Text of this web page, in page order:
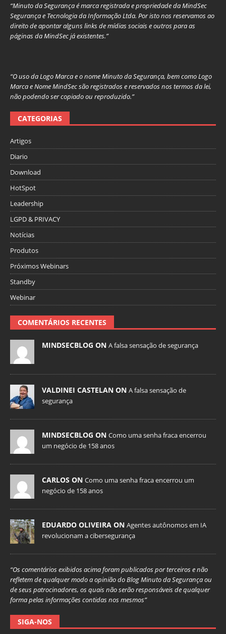
“Minuto da Segurança é marca registrada e propriedade da MindSec
Segurança e Tecnologia da Informação Ltda. Por isto nos reservamos ao
direito de apontar alguns links de mídias sociais e outros para as
páginas da MindSec já existentes.”
“O uso da Logo Marca e o nome Minuto da Segurança, bem como Logo
Marca e Nome MindSec são registrados e reservados nos termos da lei,
não podendo ser copiado ou reproduzido.”
CATEGORIAS
Artigos
Diario
Download
HotSpot
Leadership
LGPD & PRIVACY
Notícias
Produtos
Próximos Webinars
Standby
Webinar
COMENTÁRIOS RECENTES
MINDSECBLOG ON A falsa sensação de segurança
VALDINEI CASTELAN ON A falsa sensação de
segurança
MINDSECBLOG ON Como uma senha fraca encerrou
um negócio de 158 anos
CARLOS ON Como uma senha fraca encerrou um
negócio de 158 anos
EDUARDO OLIVEIRA ON Agentes autônomos em IA
revolucionam a cibersegurança
“Os comentários exibidos acima foram publicados por terceiros e não
refletem de qualquer modo a opinião do Blog Minuto da Segurança ou
de seus patrocinadores, os quais não serão responsáveis de qualquer
forma pelas informações contidas nos mesmos”
SIGA-NOS